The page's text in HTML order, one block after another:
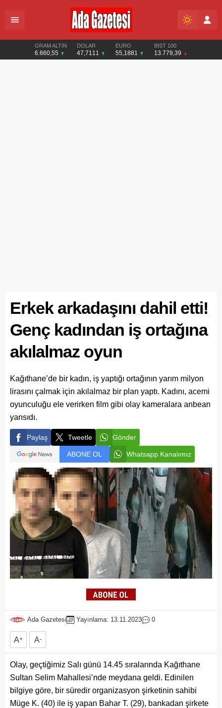
GRAM ALTIN
6.660,55
DOLAR
47,7111
EURO
55,1881
BIST 100
13.779,39
Erkek arkadaşını dahil etti!
Genç kadından iş ortağına
akılalmaz oyun
Kağıthane’de bir kadın, iş yaptığı ortağının yarım milyon
lirasını çalmak için akılalmaz bir plan yaptı. Kadını, acemi
oyunculuğu ele verirken film gibi olay kameralara anbean
yansıdı.
Paylaş Tweetle Gönder
ABONE OL Whatsapp Kanalımız
Ada Gazetesi Yayınlama: 13.11.2023 0
A+ A-
Olay, geçtiğimiz Salı günü 14.45 sıralarında Kağıthane
Sultan Selim Mahallesi’nde meydana geldi. Edinilen
bilgiye göre, bir süredir organizasyon şirketinin sahibi
Müge K. (40) ile iş yapan Bahar T. (29), bankadan şirkete